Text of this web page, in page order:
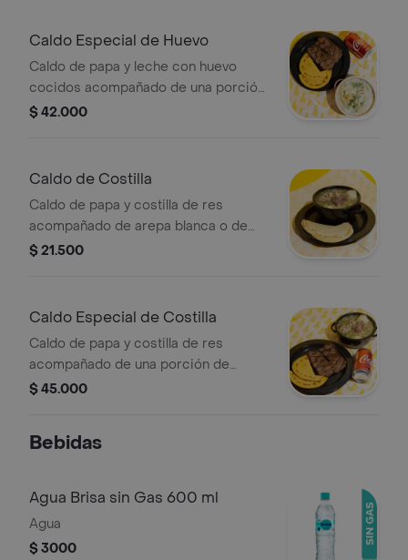
Caldo Especial de Huevo
Caldo de papa y leche con huevo
cocidos acompañado de una porción
de chatas de 200 gr. y arepa blanca o
$ 42.000
Caldo de Costilla
Caldo de papa y costilla de res
acompañado de arepa blanca o de
maíz pelado.
$ 21.500
Caldo Especial de Costilla
Caldo de papa y costilla de res
acompañado de una porción de
chatas de 200 gr. y arepa blanca o de
$ 45.000
Bebidas
Agua Brisa sin Gas 600 ml
Agua
$ 3000